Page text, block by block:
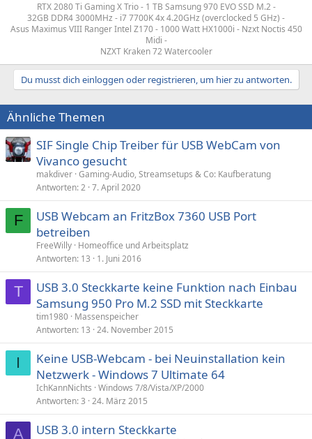
RTX 2080 Ti Gaming X Trio - 1 TB Samsung 970 EVO SSD M.2 -
32GB DDR4 3000MHz - i7 7700K 4x 4.20GHz (overclocked 5 GHz) -
Asus Maximus VIII Ranger Intel Z170 - 1000 Watt HX1000i - Nzxt Noctis 450
Midi -
NZXT Kraken 72 Watercooler​
Du musst dich einloggen oder registrieren, um hier zu antworten.
Ähnliche Themen
SIF Single Chip Treiber für USB WebCam von
Vivanco gesucht
makdiver Gaming-Audio, Streamsetups & Co: Kaufberatung
Antworten 2 7. April 2020
F
USB Webcam an FritzBox 7360 USB Port
betreiben
FreeWilly Homeoffice und Arbeitsplatz
Antworten 13 1. Juni 2016
T
USB 3.0 Steckkarte keine Funktion nach Einbau
Samsung 950 Pro M.2 SSD mit Steckkarte
tim1980 Massenspeicher
Antworten 13 24. November 2015
I
Keine USB-Webcam - bei Neuinstallation kein
Netzwerk - Windows 7 Ultimate 64
IchKannNichts Windows 7/8/Vista/XP/2000
Antworten 3 24. März 2015
A USB 3.0 intern Steckkarte